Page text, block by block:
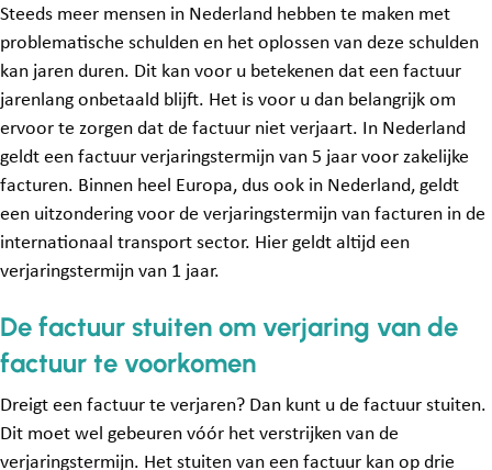
Steeds meer mensen in Nederland hebben te maken met
problematische schulden en het oplossen van deze schulden
kan jaren duren. Dit kan voor u betekenen dat een factuur
jarenlang onbetaald blijft. Het is voor u dan belangrijk om
ervoor te zorgen dat de factuur niet verjaart. In Nederland
geldt een factuur verjaringstermijn van 5 jaar voor zakelijke
facturen. Binnen heel Europa, dus ook in Nederland, geldt
een uitzondering voor de verjaringstermijn van facturen in de
internationaal transport sector. Hier geldt altijd een
verjaringstermijn van 1 jaar.
De factuur stuiten om verjaring van de
factuur te voorkomen
Dreigt een factuur te verjaren? Dan kunt u de factuur stuiten.
Dit moet wel gebeuren vóór het verstrijken van de
verjaringstermijn. Het stuiten van een factuur kan op drie